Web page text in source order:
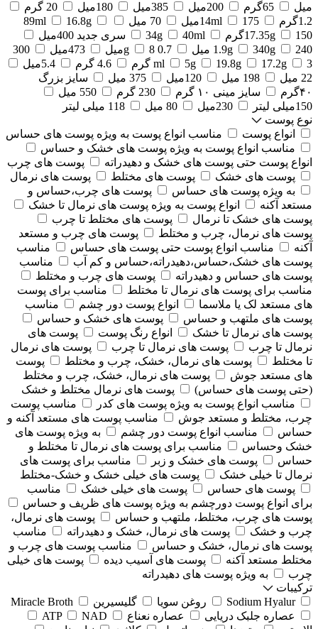
میل
65گرم 200میل 385میل 180میل
20 گرم
1.2گرم
14ml 175میل 70 میل 89ml
16.8g
17.35g
150گرم 34g 40ml
سری جدید 400میل
1.9g
340g 240 میل 0.7 g 8میل 473میل
300
ml
5g 19.8g 17.2g 3 گرم 4.6 گرم
5.4میل
22 میل
198 میل 120میل 375 میل
سایز بزرگ
۴۰گرم
سایز مینی ۱۰ گرم 230 گرم
550 میل
150میلی لیتر
230میل 80 میل
118 میلی لیتر
نوع پوست
انواع پوست
مناسب انواع پوست به ویژه پوست های حساس
مناسب انواع پوست به ویژه پوست های خشک و حساس
انواع پوست حتی پوست های خشک و دهیدراته
پوست های چرب
پوست های خشک
پوست های مختلط
پوست های نرمال
به ویژه پوست های حساس
پوست های چرب،حساس و
مستعد آکنه
انواع پوست به ویژه پوست های نرمال تا خشک
پوست های خشک تا نرمال
پوست های مختلط تا چرب
پوست های نرمال، چرب و مختلط
پوست های چرب و مستعد
آکنه
مناسب انواع پوست حتی پوست های حساس
مناسب
پوست های خشک،حساس،دهیدراته،حساس و کم آب
مناسب
پوست های حساس و دهیدراته
پوست های چرب و مختلط
مناسب برای پوست های نرمال تا مختلط
مناسب برای پوست
های مستعد لک یا ملاسما
انواع پوست دور چشم
مناسب
پوست های ملتهب و حساس
پوست های خشک و حساس
پوست های نرمال تا خشک
انواع رنگ پوست
پوست های
نرمال تا چرب
پوست های نرمال تا چرب
پوست های نرمال
تا مختلط
پوست های نرمال، خشک، چرب و مختلط
پوست
های مستعد جوش
پوست های نرمال، خشک، چرب و مختلط
(حتی پوست های حساس)
پوست های نرمال مختلط و خشک
مناسب انواع پوست به ویژه پوست های کدر
مناسب پوست
چرب، مختلط و مستعد جوش
مناسب پوست های مستعد آکنه و
حساس
مناسب انواع پوست دور چشم
به ویژه پوست های
خشک وحساس
مناسب برای پوست های نرمال تا مختلط و
حساس
پوست های خشک و زبر
مناسب برای پوست های
نرمال تا خیلی خشک
پوست های خیلی خشک و خشک-مختلط
پوست های حساس
پوست های خیلی خشک
مناسب
برای انواع پوست دورچشم به ویژه پوست های ظریف و حساس
پوست های چرب، مختلط، ملتهب و حساس
پوست های نرمال،
چرب و خشک
پوست های نرمال، خشک و دهیدراته
مناسب
پوست های نرمال، خشک و حساس
مناسب پوست های چرب و
مختلط مستعد آکنه
پوست های آسیب دیده
پوست های خیلی
چرب
به ویژه پوست های دهیدراته
ترکیبات
Sodium Hyalur
روغن سویا گلیسیرین
Miracle Broth
عصاره جلبک دریایی
عصاره نعناع ATP
NAD